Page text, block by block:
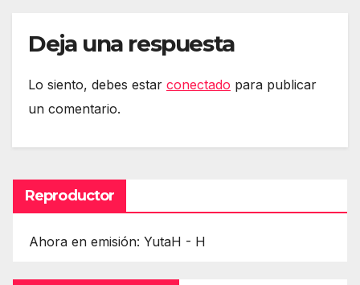
Deja una respuesta
Lo siento, debes estar conectado para publicar
un comentario.
Reproductor
Ahora en emisión: YutaH - H